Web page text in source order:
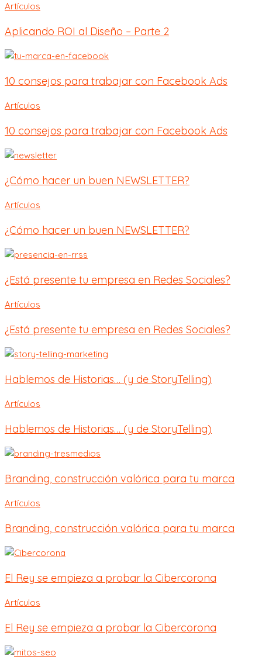
Artículos
Aplicando ROI al Diseño – Parte 2
10 consejos para trabajar con Facebook Ads
Artículos
10 consejos para trabajar con Facebook Ads
¿Cómo hacer un buen NEWSLETTER?
Artículos
¿Cómo hacer un buen NEWSLETTER?
¿Está presente tu empresa en Redes Sociales?
Artículos
¿Está presente tu empresa en Redes Sociales?
Hablemos de Historias… (y de StoryTelling)
Artículos
Hablemos de Historias… (y de StoryTelling)
Branding, construcción valórica para tu marca
Artículos
Branding, construcción valórica para tu marca
El Rey se empieza a probar la Cibercorona
Artículos
El Rey se empieza a probar la Cibercorona